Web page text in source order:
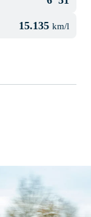
15.135 km/l